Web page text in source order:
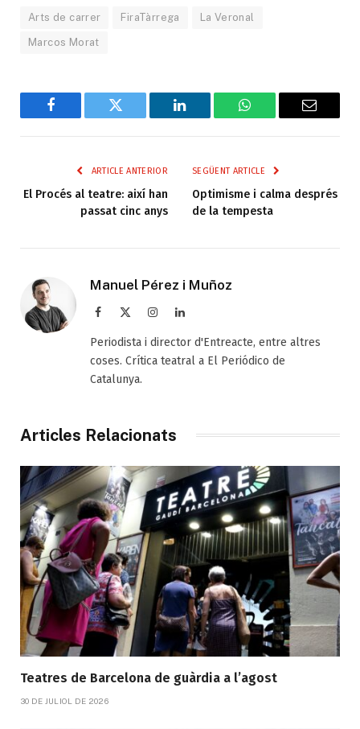
Arts de carrer FiraTàrrega La Veronal
Marcos Morat
Facebook Twitter LinkedIn WhatsAppEmail
ARTICLE ANTERIOR
El Procés al teatre: així han
passat cinc anys
SEGÜENT ARTICLE
Optimisme i calma després
de la tempesta
Manuel Pérez i Muñoz
Facebook InstagramLinkedIn
Periodista i director d'Entreacte, entre altres
coses. Crítica teatral a El Periódico de
Catalunya.
Articles Relacionats
Teatres de Barcelona de guàrdia a l’agost
30 DE JULIOL DE 2026